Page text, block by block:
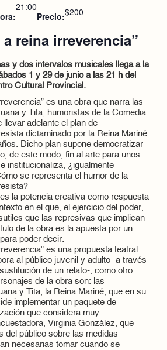
21:00
Precio:$200
reina irreverencia”
y dos intervalos musicales llega a la
1 y 29 de junio a las 21 h del
Cultural Provincial.
es una obra que narra las
y Tita, humoristas de la Comedia
llevar adelante el plan de
dictaminado por la Reina Mariné
Dicho plan supone democratizar
de este modo, fin al arte para unos
institucionaliza, ¿igualmente
se representa el humor de la
la potencia creativa como respuesta
en el que, el ejercicio del poder,
que las represivas que implican
de la obra es la apuesta por un
poder decir.
es una propuesta teatral
al público juvenil y adulto -a través
de un relato-, como otro
de la obra son: las
y Tita; la Reina Mariné, que en su
implementar un paquete de
que considera muy
Virginia González, que
del público sobre las medidas
necesarias tomar cuando se